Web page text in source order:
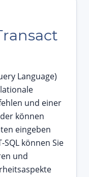
Language)
und einer
können
eingeben
können Sie
und